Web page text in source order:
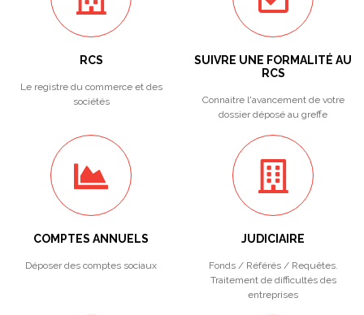
RCS
Le registre du commerce et des
sociétés
SUIVRE UNE FORMALITÉ AU
RCS
Connaitre l'avancement de votre
dossier déposé au greffe
COMPTES ANNUELS
Déposer des comptes sociaux
JUDICIAIRE
Fonds / Référés / Requêtes.
Traitement de difficultés des
entreprises